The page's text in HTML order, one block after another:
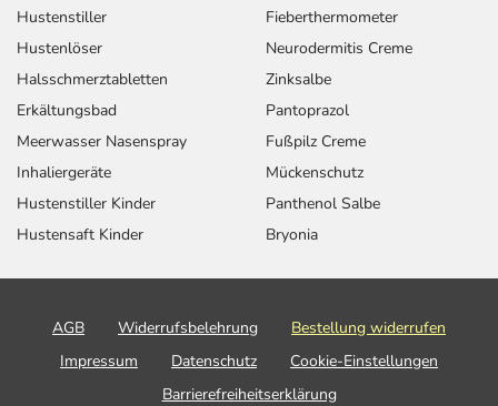
Hustenstiller
Hustenlöser
Halsschmerztabletten
Erkältungsbad
Meerwasser Nasenspray
Inhaliergeräte
Hustenstiller Kinder
Hustensaft Kinder
Fieberthermometer
Neurodermitis Creme
Zinksalbe
Pantoprazol
Fußpilz Creme
Mückenschutz
Panthenol Salbe
Bryonia
AGB Widerrufsbelehrung
Bestellung widerrufen
Impressum
Datenschutz
Cookie-Einstellungen
Barrierefreiheitserklärung